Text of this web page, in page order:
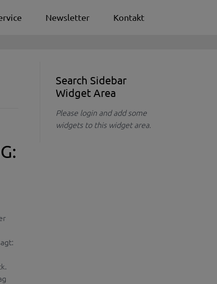
Newsletter Kontakt
Search Sidebar
Widget Area
Please login and add some
widgets to this widget area.